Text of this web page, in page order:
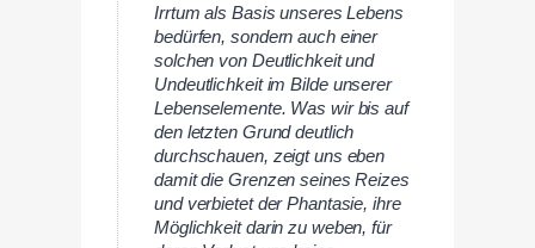
Irrtum als Basis unseres Lebens
bedürfen, sondern auch einer
solchen von Deutlichkeit und
Undeutlichkeit im Bilde unserer
Lebenselemente. Was wir bis auf
den letzten Grund deutlich
durchschauen, zeigt uns eben
damit die Grenzen seines Reizes
und verbietet der Phantasie, ihre
Möglichkeit darin zu weben, für